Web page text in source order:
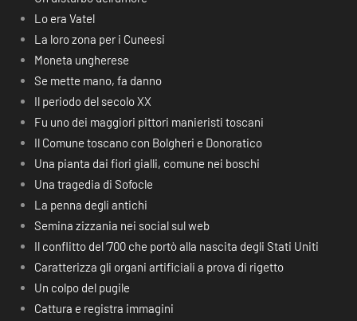
Lo era Vatel
La loro zona per i Cuneesi
Moneta ungherese
Se mette mano, fa danno
Il periodo del secolo XX
Fu uno dei maggiori pittori manieristi toscani
Il Comune toscano con Bolgheri e Donoratico
Una pianta dai fiori gialli, comune nei boschi
Una tragedia di Sofocle
La penna degli antichi
Semina zizzania nei social sul web
Il conflitto del ‘700 che portò alla nascita degli Stati Uniti
Caratterizza gli organi artificiali a prova di rigetto
Un colpo del pugile
Cattura e registra immagini